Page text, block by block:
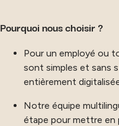
Pourquoi nous choisir ?
Pour un employé ou
sont simples et sans
entièrement
Notre équipe
étape pour mettre en